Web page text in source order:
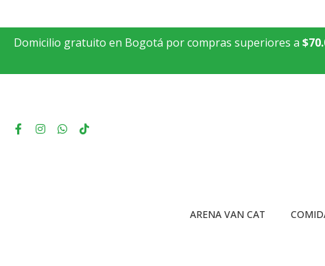
Domicilio gratuito en Bogotá por compras superiores a
ARENA VAN CAT